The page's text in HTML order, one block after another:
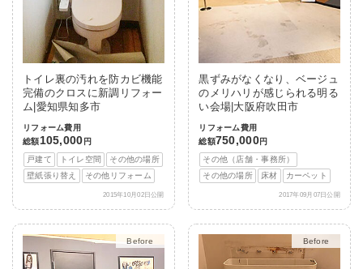
トイレ裏の汚れを防カビ機能
完備のクロスに新調リフォー
ム|愛知県知多市
リフォーム費用
総額105,000 円
戸建て
トイレ空間
その他の場所
壁紙張り替え
その他リフォーム
2015年10月02日公開
黒ずみがなくなり、ベージュ
のメリハリが感じられる明る
い会場|大阪府吹田市
リフォーム費用
総額750,000円
その他（店舗・事務所）
その他の場所
床材 カーペット
2017年09月07日公開
After After